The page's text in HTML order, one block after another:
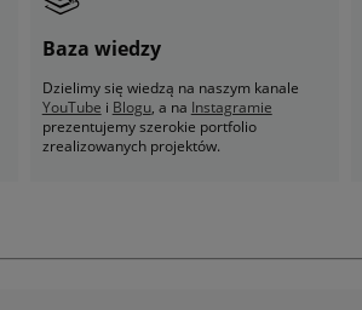
Baza wiedzy
Dzielimy się wiedzą na naszym kanale
YouTube i Blogu, a na Instagramie
prezentujemy szerokie portfolio
zrealizowanych projektów.